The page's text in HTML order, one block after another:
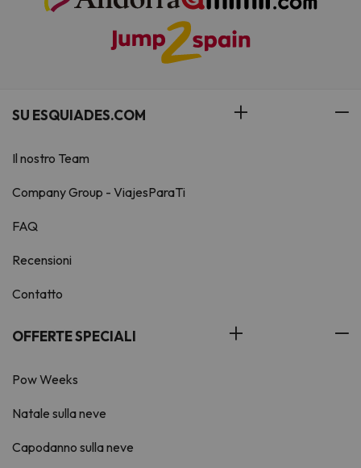
SU ESQUIADES.COM
Il nostro Team
Company Group - ViajesParaTi
FAQ
Recensioni
Contatto
OFFERTE SPECIALI
Pow Weeks
Natale sulla neve
Capodanno sulla neve